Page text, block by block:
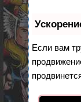
Если вам